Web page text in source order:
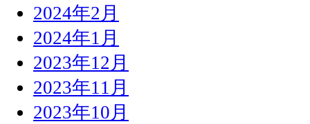
2024年2月
2024年1月
2023年12月
2023年11月
2023年10月